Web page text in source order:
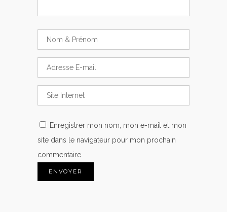
Enregistrer mon nom, mon e-mail et mon
site dans le navigateur pour mon prochain
commentaire.